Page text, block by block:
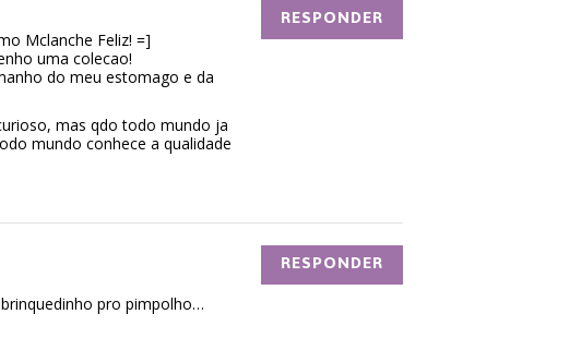
Mclanche Feliz! =]
uma colecao!
do meu estomago e da
mas qdo todo mundo ja
mundo conhece a qualidade
RESPONDER
pro pimpolho…
RESPONDER